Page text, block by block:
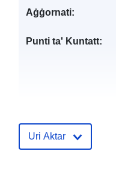
Aġġornati:
Punti ta' Kuntatt:
Uri Aktar